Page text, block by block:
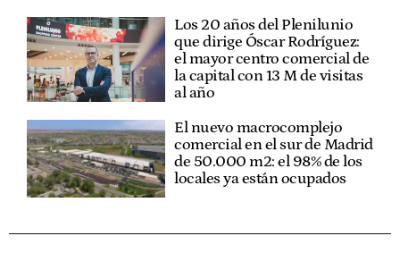
Los 20 años del Plenilunio
que dirige Óscar Rodríguez:
el mayor centro comercial de
la capital con 13 M de visitas
al año
El nuevo macrocomplejo
comercial en el sur de Madrid
de 50.000 m2: el 98% de los
locales ya están ocupados